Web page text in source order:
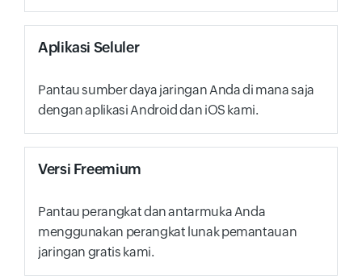
Aplikasi Seluler
Pantau sumber daya jaringan Anda di mana saja
dengan aplikasi Android dan iOS kami.
Versi Freemium
Pantau perangkat dan antarmuka Anda
menggunakan perangkat lunak pemantauan
jaringan gratis kami.